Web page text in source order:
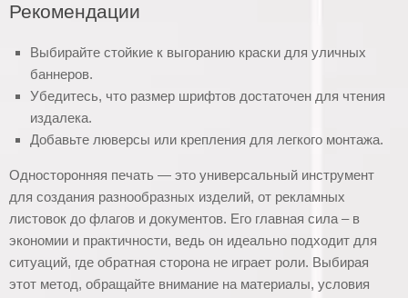
Рекомендации
Выбирайте стойкие к выгоранию краски для уличных
баннеров.
Убедитесь, что размер шрифтов достаточен для чтения
издалека.
Добавьте люверсы или крепления для легкого монтажа.
Односторонняя печать — это универсальный инструмент
для создания разнообразных изделий, от рекламных
листовок до флагов и документов. Его главная сила – в
экономии и практичности, ведь он идеально подходит для
ситуаций, где обратная сторона не играет роли. Выбирая
этот метод, обращайте внимание на материалы, условия